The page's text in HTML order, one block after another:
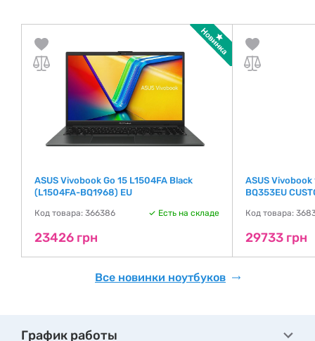
ASUS Vivobook Go 15 L1504FA Black
(L1504FA-BQ1968) EU
Код товара: 366386 Есть на складе
23426 грн
ASUS
BQ353EU
Код товара:
29733 грн
Все новинки ноутбуков
График работы